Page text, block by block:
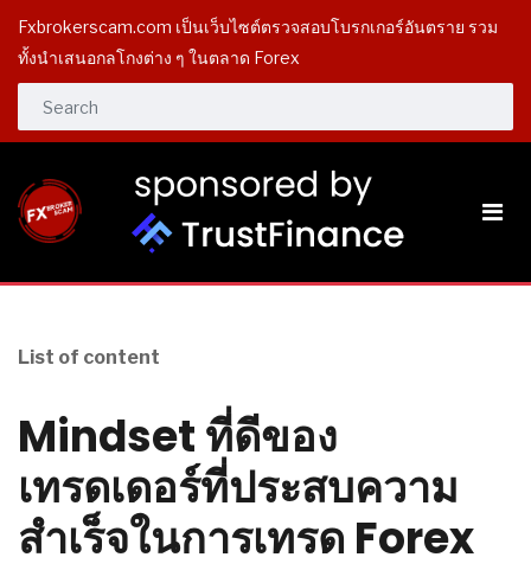
Fxbrokerscam.com เป็นเว็บไซต์ตรวจสอบโบรกเกอร์อันตราย รวม
ทั้งนำเสนอกลโกงต่าง ๆ ในตลาด Forex
List of content
Mindset ที่ดีของ
เทรดเดอร์ที่ประสบความ
สำเร็จในการเทรด Forex